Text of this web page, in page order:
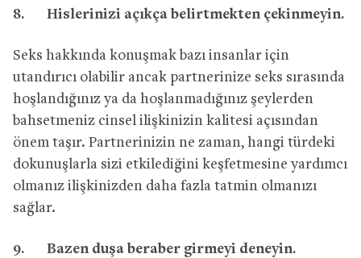
8. Hislerinizi açıkça belirtmekten çekinmeyin.
Seks hakkında konuşmak bazı insanlar için
utandırıcı olabilir ancak partnerinize seks sırasında
hoşlandığınız ya da hoşlanmadığınız şeylerden
bahsetmeniz cinsel ilişkinizin kalitesi açısından
önem taşır. Partnerinizin ne zaman, hangi türdeki
dokunuşlarla sizi etkilediğini keşfetmesine yardımcı
olmanız ilişkinizden daha fazla tatmin olmanızı
sağlar.
9. Bazen duşa beraber girmeyi deneyin.